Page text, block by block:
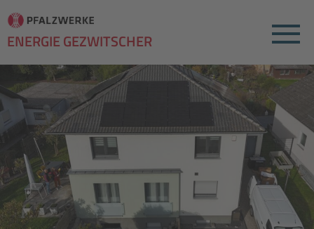
ENERGIE GEZWITSCHER Menu